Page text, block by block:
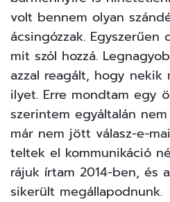
volt bennem olyan
ácsingózzak. Egyszerűen
mit szól hozzá.
azzal reagált, hogy
ilyet. Erre mondtam egy
szerintem egyáltalán
már nem jött válasz-e-
teltek el kommunikáció
rájuk írtam 2014-ben, és
sikerült megállapodnunk.